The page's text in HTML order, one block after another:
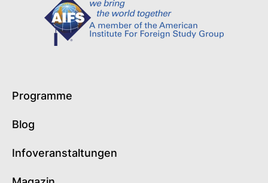
Programme
Blog
Infoveranstaltungen